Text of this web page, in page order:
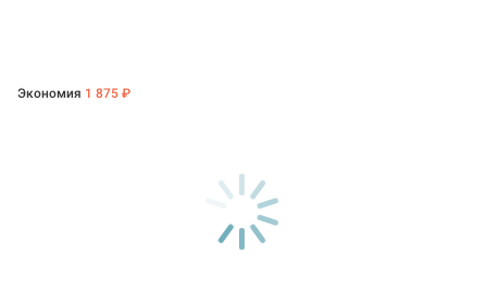
Экономия 1 875 ₽